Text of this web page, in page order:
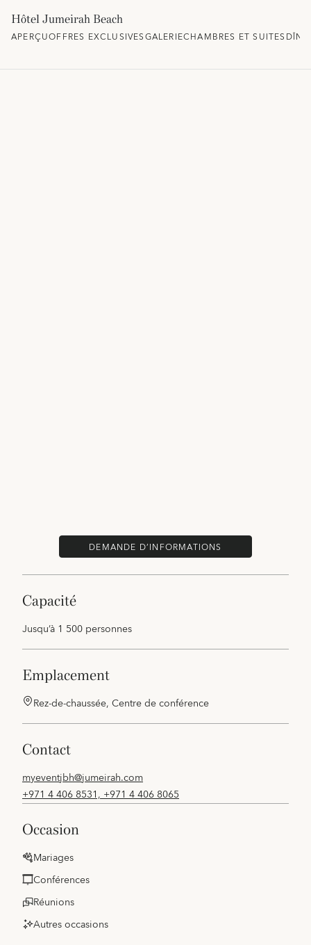
Hôtel Jumeirah Beach
APERÇUOFFRES EXCLUSIVESGALERIECHAMBRES ET SUITES
DEMANDE D’INFORMATIONS
capacité
Jusqu’à 1 500 personnes
emplacement
Rez-de-chaussée, Centre de conférence
contact
myeventjbh@jumeirah.com
+971 4 406 8531, +971 4 406 8065
occasion
Mariages
Conférences
Réunions
Autres occasions